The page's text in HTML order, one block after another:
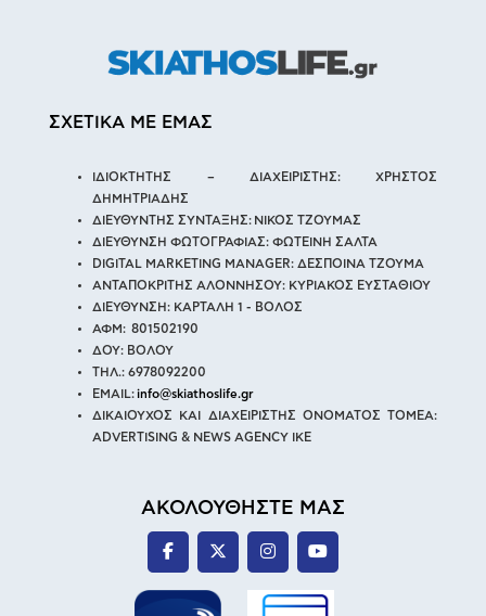
ΣΧΕΤΙΚΑ ΜΕ ΕΜΑΣ
ΙΔΙΟΚΤΗΤΗΣ – ΔΙΑΧΕΙΡΙΣΤΗΣ: ΧΡΗΣΤΟΣ
ΔΗΜΗΤΡΙΑΔΗΣ
ΔΙΕΥΘΥΝΤΗΣ ΣΥΝΤΑΞΗΣ: ΝΙΚΟΣ ΤΖΟΥΜΑΣ
ΔΙΕΥΘΥΝΣΗ ΦΩΤΟΓΡΑΦΙΑΣ: ΦΩΤΕΙΝΗ ΣΑΛΤΑ
DIGITAL MARKETING MANAGER: ΔΕΣΠΟΙΝΑ ΤΖΟΥΜΑ
ΑΝΤΑΠΟΚΡΙΤΗΣ ΑΛΟΝΝΗΣΟΥ: ΚΥΡΙΑΚΟΣ ΕΥΣΤΑΘΙΟΥ
ΔΙΕΥΘΥΝΣΗ: ΚΑΡΤΑΛΗ 1 - ΒΟΛΟΣ
ΑΦΜ: 801502190
ΔΟΥ: ΒΟΛΟΥ
ΤΗΛ.: 6978092200
EMAIL: info@skiathoslife.gr
ΔΙΚΑΙΟΥΧΟΣ ΚΑΙ ΔΙΑΧΕΙΡΙΣΤΗΣ ΟΝΟΜΑΤΟΣ ΤΟΜΕΑ:
ADVERTISING & NEWS AGENCY IKE
ΑΚΟΛΟΥΘΗΣΤΕ ΜΑΣ